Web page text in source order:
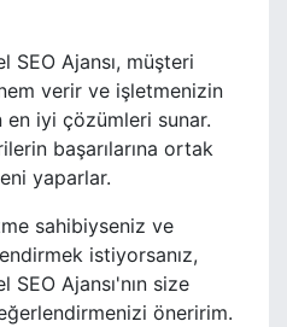
SEO Ajansı, müşteri
verir ve işletmenizin
en iyi çözümleri sunar.
başarılarına ortak
yaparlar.
sahibiyseniz ve
istiyorsanız,
Ajansı'nın size
öneririm.